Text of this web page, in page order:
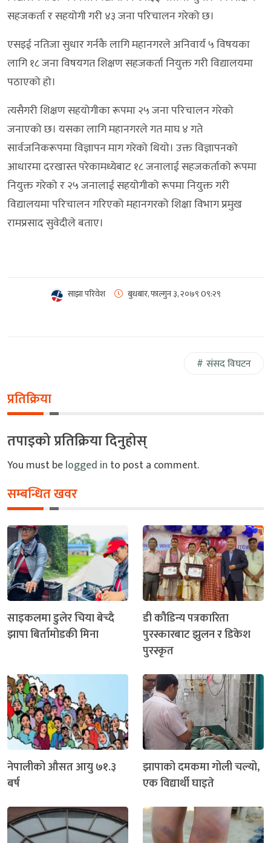
सहजकर्ता र सहयोगी गरी ४३ जना परिचालन गरेको छ।
एसइई नतिजा सुधार गर्नकै लागि महानगरले अनिवार्य ५ विषयका
लागि १८ जना विषयगत शिक्षण सहजकर्ता नियुक्त गरी विद्यालयमा
पठाएको हो।
त्यसैगरी शिक्षण सहयोगीका रूपमा २५ जना परिचालन गरेको
जनाएको छ। यसका लागि महानगरले गत माघ ४ गते
सार्वजनिकरूपमा विज्ञापन माग गरेको थियो। उक्त विज्ञापनको
आधारमा दरखास्त परेकामध्येबाट १८ जनालाई सहजकर्ताको रूपमा
नियुक्त गरेको र २५ जनालाई सहयोगीको रूपमा नियुक्त गरी
विद्यालयमा परिचालन गरिएको महानगरको शिक्षा विभाग प्रमुख
रामप्रसाद सुवेदीले बताए।
साझा परिवेश बुधबार, फाल्गुन ३, २०७९0९:२९
संसद विघटन
प्रतिक्रिया
तपाइको प्रतिक्रिया दिनुहोस्
You must belogged in to post a comment.
सम्बन्धित खवर
साइकलमा डुलेर चिया बेच्दै
झापा बिर्तामोडकी मिना
डी कौडिन्य पत्रकारिता
पुरस्कारबाट झुलन र डिकेश
पुरस्कृत
नेपालीको औसत आयु ७१.३
बर्ष
झापाको दमकमा गोली चल्यो,
एक विद्यार्थी घाइते